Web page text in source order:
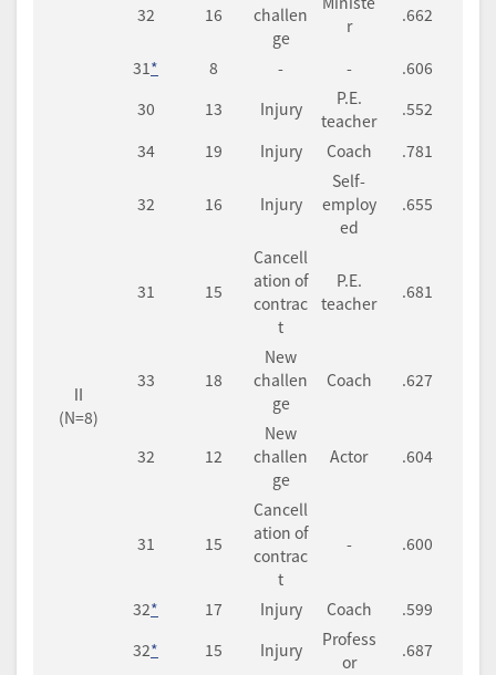
32 16
challen
ge
r
.662
31 * 8 - -
.606
30
13 Injury
P.E.
teacher
.552
Ⅱ
(N=8)
34 19 Injury Coach .781
32 16 Injury
Self-
employ
ed
.655
31 15
Cancell
ation of
contrac
t
P.E.
teacher
.681
33 18
New
challen
ge
Coach .627
32 12
New
challen
ge
Actor .604
31 15
Cancell
ation of
contrac
t
- .600
32* 17 Injury Coach
.599
32* 15 Injury
Profess
or
.687